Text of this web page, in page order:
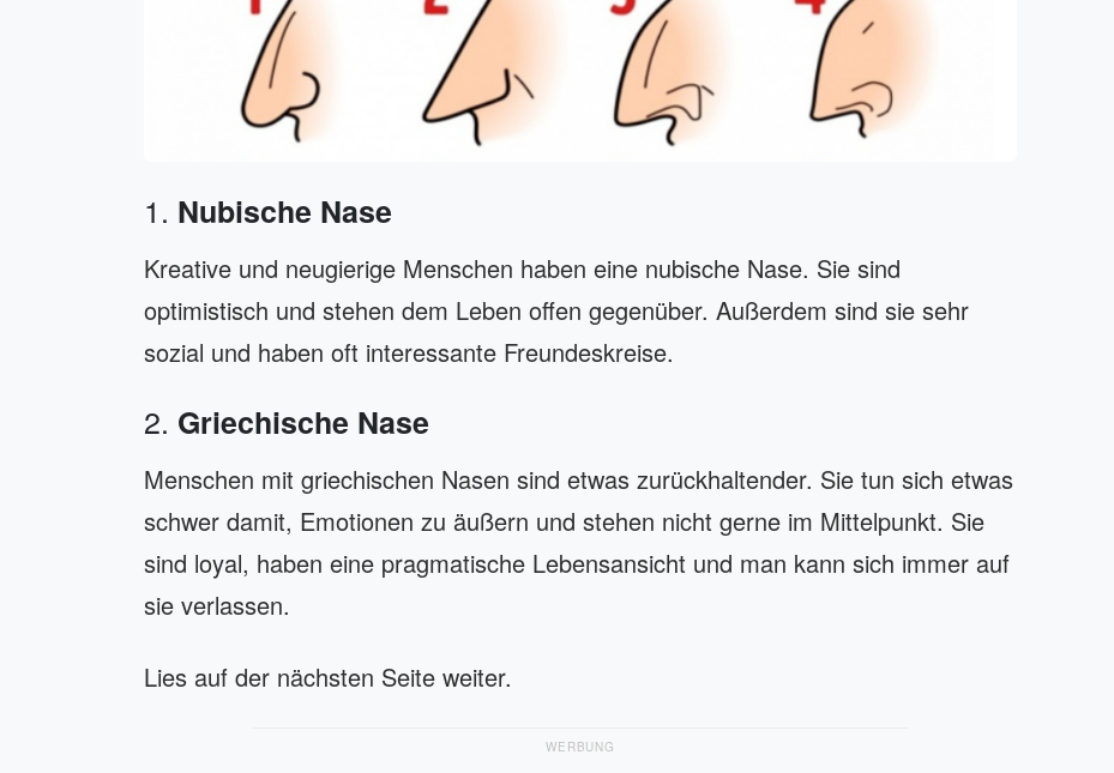
1. Nubische Nase
Kreative und neugierige Menschen haben eine nubische Nase. Sie sind
optimistisch und stehen dem Leben offen gegenüber. Außerdem sind sie sehr
sozial und haben oft interessante Freundeskreise.
2. Griechische Nase
Menschen mit griechischen Nasen sind etwas zurückhaltender. Sie tun sich etwas
schwer damit, Emotionen zu äußern und stehen nicht gerne im Mittelpunkt. Sie
sind loyal, haben eine pragmatische Lebensansicht und man kann sich immer auf
sie verlassen.
Lies auf der nächsten Seite weiter.
WERBUNG